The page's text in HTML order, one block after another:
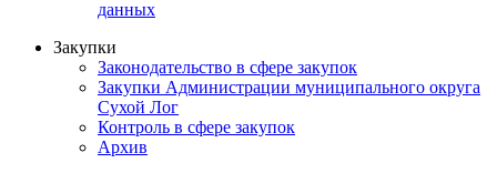
данных
Закупки
Законодательство в сфере закупок
Закупки Администрации муниципального округа
Сухой Лог
Контроль в сфере закупок
Архив